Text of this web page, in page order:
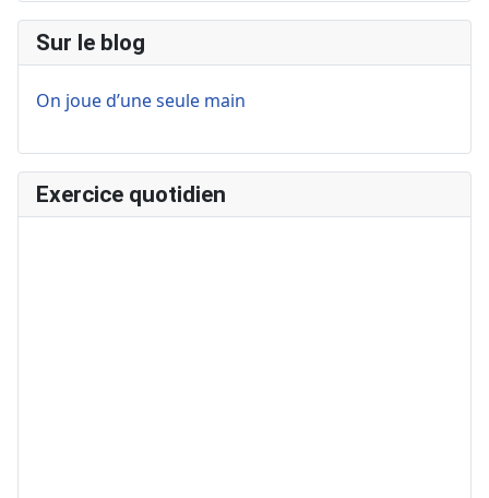
Sur le blog
On joue d’une seule main
Exercice quotidien